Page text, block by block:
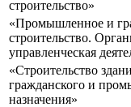
строительство»
«Промышленное и
строительство.
управленческая
«Строительство
гражданского и
назначения»